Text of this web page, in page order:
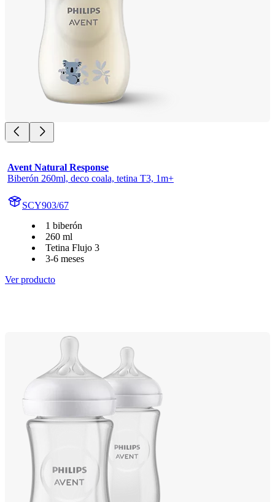
Avent Natural Response
Biberón 260ml, deco coala, tetina T3, 1m+
SCY903/67
1 biberón
260 ml
Tetina Flujo 3
3-6 meses
Ver producto